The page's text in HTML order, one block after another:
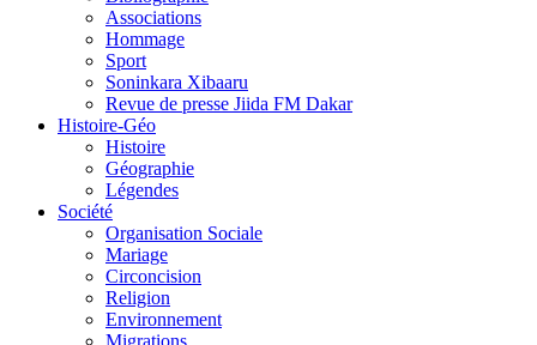
Associations
Hommage
Sport
Soninkara Xibaaru
Revue de presse Jiida FM Dakar
Histoire-Géo
Histoire
Géographie
Légendes
Société
Organisation Sociale
Mariage
Circoncision
Religion
Environnement